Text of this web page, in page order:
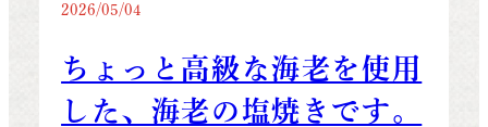
2026/05/04
ちょっと高級な海老を使用
した、海老の塩焼きです。